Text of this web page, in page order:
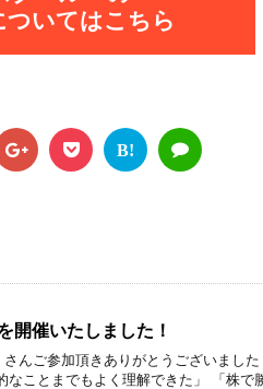
ついてはこちら
B!
開催いたしました！
んご参加頂きありがとうございました
なことまでもよく理解できた」 「株で